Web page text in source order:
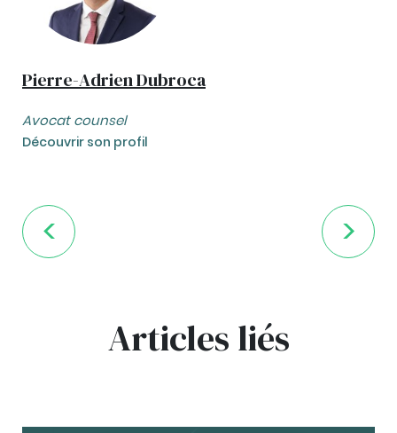
Pierre-Adrien Dubroca
Avocat counsel
Découvrir son profil
Articles liés